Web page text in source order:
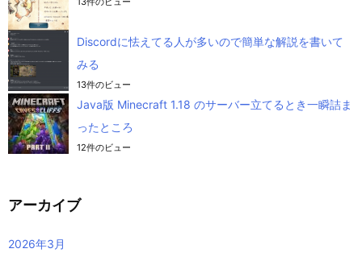
Discordに怯えてる人が多いので簡単な解説を書いて
みる
13件のビュー
Java版 Minecraft 1.18 のサーバー立てるとき一瞬詰ま
ったところ
12件のビュー
アーカイブ
2026年3月